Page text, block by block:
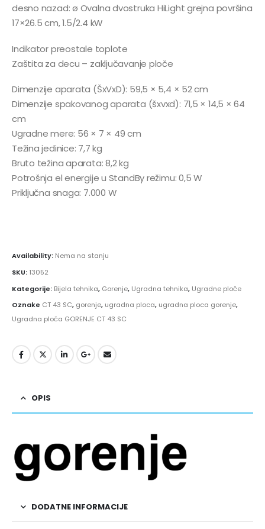
desno nazad: ø Ovalna dvostruka HiLight grejna površina
17×26.5 cm, 1.5/2.4 kW
Indikator preostale toplote
Zaštita za decu – zaključavanje ploče
Dimenzije aparata (ŠxVxD): 59,5 × 5,4 × 52 cm
Dimenzije spakovanog aparata (šxvxd): 71,5 × 14,5 × 64
cm
Ugradne mere: 56 × 7 × 49 cm
Težina jedinice: 7,7 kg
Bruto težina aparata: 8,2 kg
Potrošnja el energije u StandBy režimu: 0,5 W
Priključna snaga: 7.000 W
Availability: Nema na stanju
SKU: 13052
Kategorije: Bijela tehnika, Gorenje, Ugradna tehnika, Ugradne ploče
Oznake CT 43 SC, gorenje, ugradna ploca, ugradna ploca gorenje,
Ugradna ploča GORENJE CT 43 SC
OPIS
DODATNE INFORMACIJE